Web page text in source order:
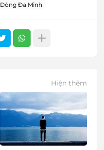
Dòng Đa Minh
Hiện thêm